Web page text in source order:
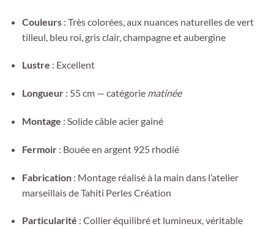
Couleurs: Très colorées, aux nuances naturelles de vert
tilleul, bleu roi, gris clair, champagne et aubergine
Lustre : Excellent
Longueur: 55 cm — catégorie matinée
Montage : Solide câble acier gainé
Fermoir: Bouée en argent 925 rhodié
Fabrication: Montage réalisé à la main dans l’atelier
marseillais de Tahiti Perles Création
Particularité : Collier équilibré et lumineux, véritable